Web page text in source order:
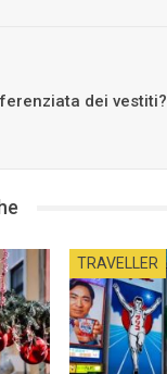
dei vestiti?
TRAVELLER